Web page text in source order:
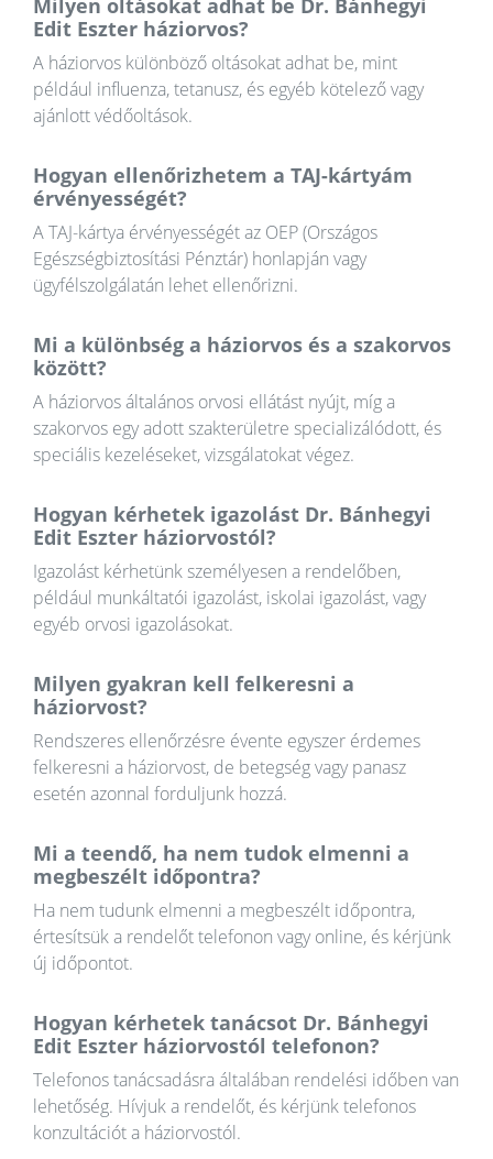
Milyen oltásokat adhat be Dr. Bánhegyi
Edit Eszter háziorvos?
A háziorvos különböző oltásokat adhat be, mint
például influenza, tetanusz, és egyéb kötelező vagy
ajánlott védőoltások.
Hogyan ellenőrizhetem a TAJ-kártyám
érvényességét?
A TAJ-kártya érvényességét az OEP (Országos
Egészségbiztosítási Pénztár) honlapján vagy
ügyfélszolgálatán lehet ellenőrizni.
Mi a különbség a háziorvos és a szakorvos
között?
A háziorvos általános orvosi ellátást nyújt, míg a
szakorvos egy adott szakterületre specializálódott, és
speciális kezeléseket, vizsgálatokat végez.
Hogyan kérhetek igazolást Dr. Bánhegyi
Edit Eszter háziorvostól?
Igazolást kérhetünk személyesen a rendelőben,
például munkáltatói igazolást, iskolai igazolást, vagy
egyéb orvosi igazolásokat.
Milyen gyakran kell felkeresni a
háziorvost?
Rendszeres ellenőrzésre évente egyszer érdemes
felkeresni a háziorvost, de betegség vagy panasz
esetén azonnal forduljunk hozzá.
Mi a teendő, ha nem tudok elmenni a
megbeszélt időpontra?
Ha nem tudunk elmenni a megbeszélt időpontra,
értesítsük a rendelőt telefonon vagy online, és kérjünk
új időpontot.
Hogyan kérhetek tanácsot Dr. Bánhegyi
Edit Eszter háziorvostól telefonon?
Telefonos tanácsadásra általában rendelési időben van
lehetőség. Hívjuk a rendelőt, és kérjünk telefonos
konzultációt a háziorvostól.